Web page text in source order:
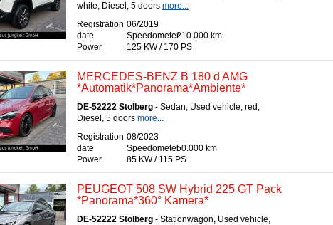
white, Diesel, 5 doors more...
Registration
date
06/2019
Speedometer210.000 km
Power
125 KW / 170 PS
MERCEDES-BENZ B 180 d AMG
*Automatik*Panorama*Ambiente*
DE-52222 Stolberg - Sedan, Used vehicle, red,
Diesel, 5 doors more...
Registration
date
08/2023
Speedometer50.000 km
Power
85 KW / 115 PS
PEUGEOT 508 SW Hybrid 225 GT Pack
*Panorama*360° Kamera*
DE-52222 Stolberg - Stationwagon, Used vehicle,